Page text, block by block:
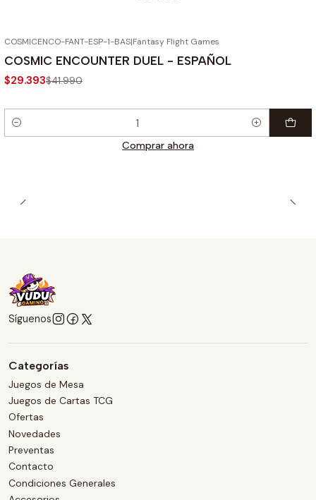
-30%
COSMICENCO-FANT-ESP-1-BAS|Fantasy Flight Games
COSMIC ENCOUNTER DUEL - ESPAÑOL
$29.393$41.990
Cantidad
Comprar ahora
Síguenos
Categorías
Juegos de Mesa
Juegos de Cartas TCG
Ofertas
Novedades
Preventas
Contacto
Condiciones Generales